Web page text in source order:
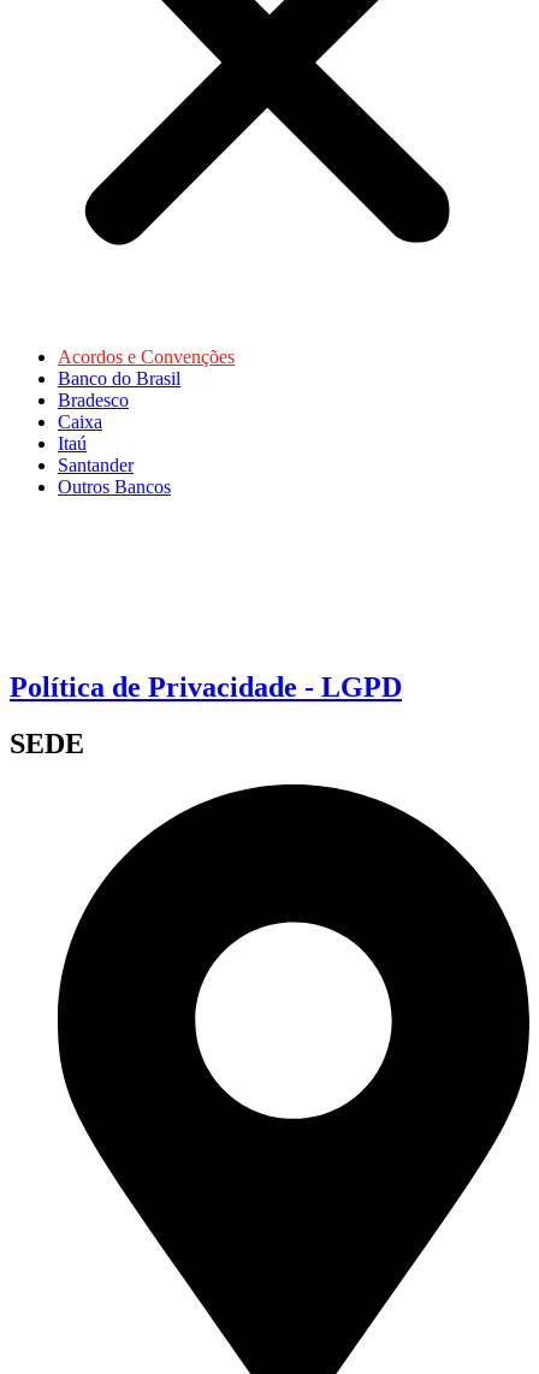
Acordos e Convenções
Banco do Brasil
Bradesco
Caixa
Itaú
Santander
Outros Bancos
Política de Privacidade - LGPD
SEDE